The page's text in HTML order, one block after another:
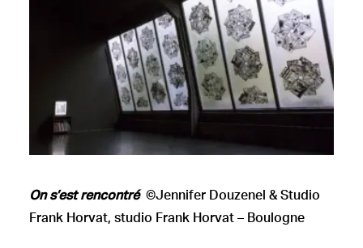
On s’est rencontré ©Jennifer Douzenel & Studio
Frank Horvat, studio Frank Horvat – Boulogne